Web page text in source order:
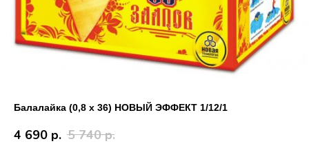
Балалайка (0,8 х 36) НОВЫЙ ЭФФЕКТ 1/12/1
4 690 р. 5 740 р.